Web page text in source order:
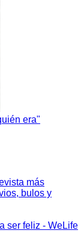
era"
más
bulos y
ser feliz - WeLife